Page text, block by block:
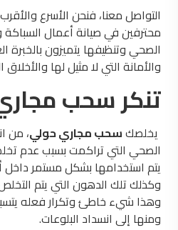
التواصل معنا، فنحن الأسرع
محترفين في صيانة أعمال
الصحي وتنظيفها يتميزون بالخبرة
والأمانة التي لا مثيل لها والأخلاق
تنكر سحب
يخلصكسحب مجاري حولي، من
الصحي التي تراكمت بسبب عدم
يتم استخدامها بشكل مستمر داخل
وكذلك تلك الدهون التي يتم
وهذا شيء خاطئ وتكرار فعله
ومنها إلى انسداد البلوعات.